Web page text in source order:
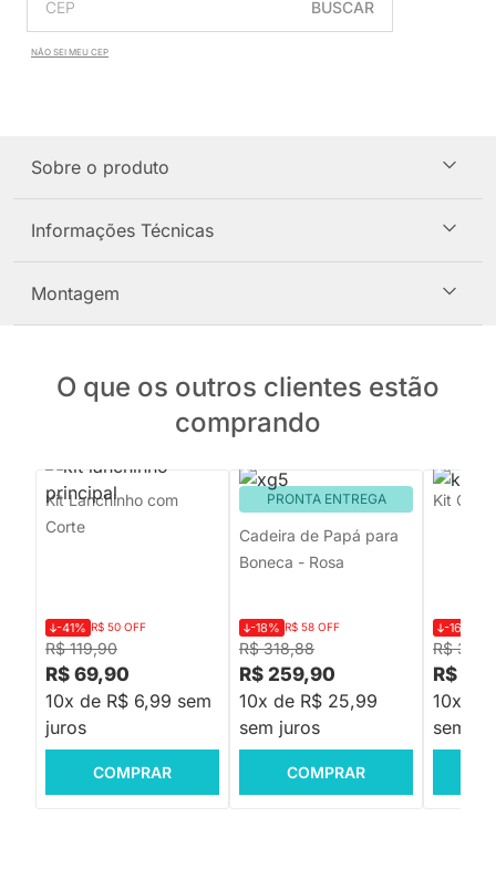
BUSCAR
NÃO SEI MEU CEP
Sobre o produto
Informações Técnicas
Montagem
O que os outros clientes estão
comprando
Kit Lanchinho com
Corte
R$ 119,90
-41% R$ 50 OFF
R$ 69,90
10x de R$ 6,99 sem
juros
COMPRAR
PRONTA ENTREGA
Cadeira de Papá para
Boneca - Rosa
R$ 318,88
-18% R$ 58 OFF
R$ 259,90
10x de R$ 25,99
sem juros
COMPRAR
Kit Chá
R$
-16%
R$
10x de
sem